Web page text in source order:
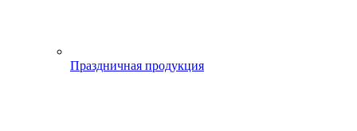
Праздничная продукция